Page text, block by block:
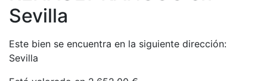
Sevilla
Este bien se encuentra en la siguiente dirección:
Sevilla